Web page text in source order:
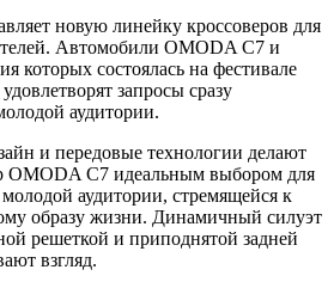
новую линейку кроссоверов для
Автомобили OMODA C7 и
которых состоялась на фестивале
запросы сразу
аудитории.
и передовые технологии делают
OMODA C7 идеальным выбором для
молодой аудитории, стремящейся к
образу жизни. Динамичный силуэт
решеткой и приподнятой задней
взгляд.